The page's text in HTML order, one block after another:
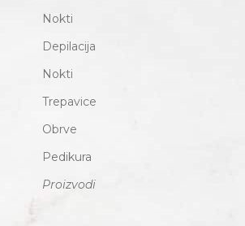
Nokti
Depilacija
Nokti
Trepavice
Obrve
Pedikura
Proizvodi